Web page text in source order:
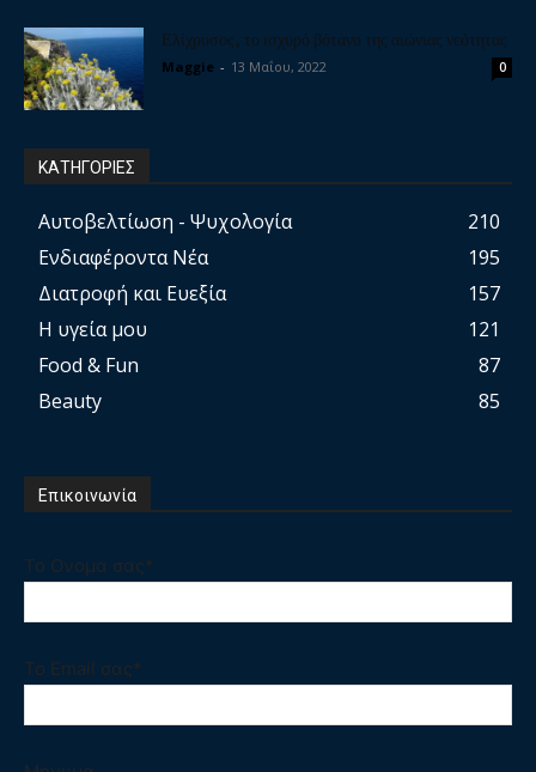
Ελίχρυσος, το ισχυρό βότανο της αιώνιας νεότητας
Maggie - 13 Μαΐου, 2022 0
ΚΑΤΗΓΟΡΙΕΣ
Αυτοβελτίωση - Ψυχολογία
210
Ενδιαφέροντα Νέα
195
Διατροφή και Ευεξία
157
Η υγεία μου
121
Food & Fun
87
Beauty
85
Επικοινωνία
Το Ονομα σας*
Το Email σας*